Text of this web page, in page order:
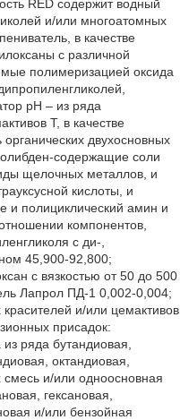
RED содержит водный
и/или многоатомных
в качестве
с различной
полимеризацией оксида
рН – из ряда
Т, в качестве
двухосновных
содержащие соли
щелочных металлов, и
кислоты, и
и полициклический амин и
компонентов,
с ди-,
45,900-92,800;
с вязкостью от 50 до 500
Лапрол ПД-1 0,002-0,004;
и/или цемактивов
присадок:
ряда бутандиовая,
октандиовая,
и/или одноосновная
гексановая,
и/или бензойная